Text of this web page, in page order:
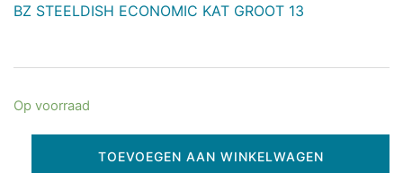
BZ STEELDISH ECONOMIC KAT GROOT 13
Op voorraad
TOEVOEGEN AAN WINKELWAGEN